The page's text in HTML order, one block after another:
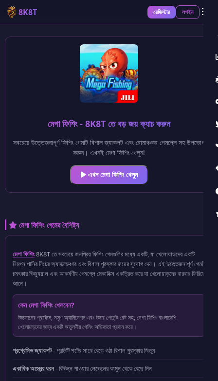
8K8T রেজিস্টার লগইন
মেগা ফিশিং - 8K8T তে বড় জয় ক্যাচ করুন
সবচেয়ে উত্তেজনাপূর্ণ ফিশিং গেমটি বিশাল জ্যাকপট এবং রোমাঞ্চকর গেমপ্লে সহ উপভোগ
করুন। এখনই মেগা ফিশিং খেলুন!
এখন মেগা ফিশিং খেলুন
মেগা ফিশিং গেমের বৈশিষ্ট্য
মেগা ফিশিং8K8T তে সবচেয়ে জনপ্রিয় ফিশিং গেমগুলির মধ্যে একটি, যা খেলোয়াড়দের একটি
নিমগ্ন পানির নিচের অ্যাডভেঞ্চার এবং বিশাল পুরস্কার জয়ের সুযোগ দেয়। এই উত্তেজনাপূর্ণ গেমটি
চমৎকার ভিজ্যুয়াল এবং আকর্ষণীয় গেমপ্লে মেকানিক্স একত্রিত করে যা খেলোয়াড়দের বারবার ফিরিয়ে
আনে।
কেন মেগা ফিশিং খেলবেন?
উচ্চমানের গ্রাফিক্স, মসৃণ অ্যানিমেশন এবং উদার পেমেন্ট রেট সহ, মেগা ফিশিং বাংলাদেশি
খেলোয়াড়দের জন্য একটি অতুলনীয় গেমিং অভিজ্ঞতা প্রদান করে।
প্রগ্রেসিভ জ্যাকপট- প্রতিটি শটের সাথে বেড়ে ওঠা বিশাল পুরস্কার জিতুন
একাধিক অস্ত্রের ধরন- বিভিন্ন পাওয়ার লেভেলের কামুন থেকে বেছে নিন